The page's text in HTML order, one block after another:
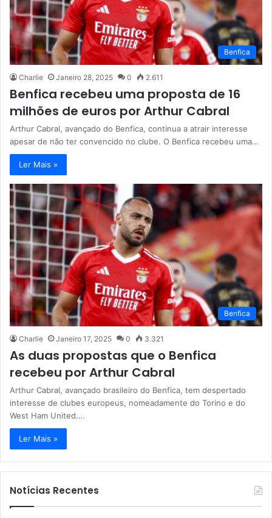
Benfica
Charlie Janeiro 28, 2025 0 2.611
Benfica recebeu uma proposta de 16
milhões de euros por Arthur Cabral
Arthur Cabral, avançado do Benfica, continua a atrair interesse
apesar de não ter convencido no clube. O Benfica recebeu uma…
Ler Mais »
Benfica
Charlie Janeiro 17, 2025 0 3.321
As duas propostas que o Benfica
recebeu por Arthur Cabral
Arthur Cabral, avançado brasileiro do Benfica, tem despertado
interesse de clubes europeus, nomeadamente do Torino e do
West Ham United.…
Ler Mais »
Notícias Recentes